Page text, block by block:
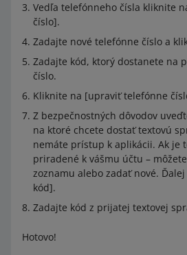
Vedľa telefónneho čísla kliknite
číslo].
Zadajte nové telefónne číslo a
Zadajte kód, ktorý dostanete na
číslo.
Kliknite na [upraviť telefónne
Z bezpečnostných dôvodov
na ktoré chcete dostať textovú
nemáte prístup k aplikácii. Ak je
priradené k vášmu účtu –
zoznamu alebo zadať nové.
kód].
Zadajte kód z prijatej textovej
Hotovo!